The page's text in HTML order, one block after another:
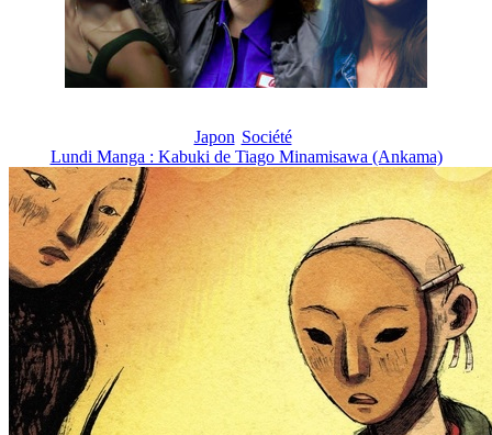
Japon Société
Lundi Manga : Kabuki de Tiago Minamisawa (Ankama)